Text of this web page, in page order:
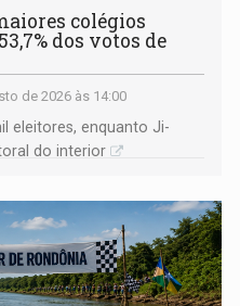
colégios
dos votos de
de 2026 às 14:00
eleitores, enquanto Ji-
do interior